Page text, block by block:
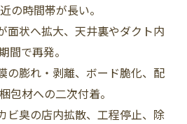
の時間帯が長い。
面状へ拡大、天井裏やダクト内
間で再発。
の膨れ・剥離、ボード脆化、配
包材への二次付着。
ビ臭の店内拡散、工程停止、除